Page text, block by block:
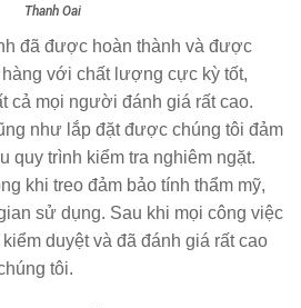
Thanh Oai
đã được hoàn thành và được
với chất lượng cực kỳ tốt,
cả mọi người đánh giá rất cao.
như lắp đặt được chúng tôi đảm
quy trình kiểm tra nghiêm ngặt.
khi treo đảm bảo tính thẩm mỹ,
sử dụng. Sau khi mọi công việc
duyệt và đã đánh giá rất cao
tôi.